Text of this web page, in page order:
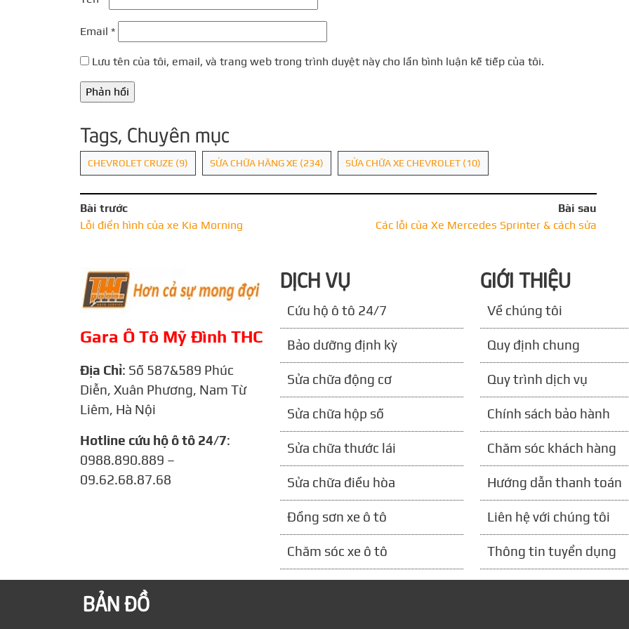
Email *
Lưu tên của tôi, email, và trang web trong trình duyệt này cho lần bình luận kế tiếp của tôi.
Tags, Chuyên mục
CHEVROLET CRUZE (9) SỬA CHỮA HÃNG XE (234) SỬA CHỮA XE CHEVROLET (10)
Bài trước
Lỗi điển hình của xe Kia Morning
Bài sau
Các lỗi của Xe Mercedes Sprinter & cách sửa
Gara Ô Tô Mỹ Đình THC
Địa Chỉ: Số 587&589 Phúc
Diễn, Xuân Phương, Nam Từ
Liêm, Hà Nội
Hotline cứu hộ ô tô 24/7:
0988.890.889 –
09.62.68.87.68
DỊCH VỤ
Cứu hộ ô tô 24/7
Bảo dưỡng định kỳ
Sửa chữa động cơ
Sửa chữa hộp số
Sửa chữa thước lái
Sửa chữa điều hòa
Đồng sơn xe ô tô
Chăm sóc xe ô tô
GIỚI THIỆU
Về chúng tôi
Quy định chung
Quy trình dịch vụ
Chính sách bảo hành
Chăm sóc khách hàng
Hướng dẫn thanh toán
Liên hệ với chúng tôi
Thông tin tuyển dụng
BẢN ĐỒ